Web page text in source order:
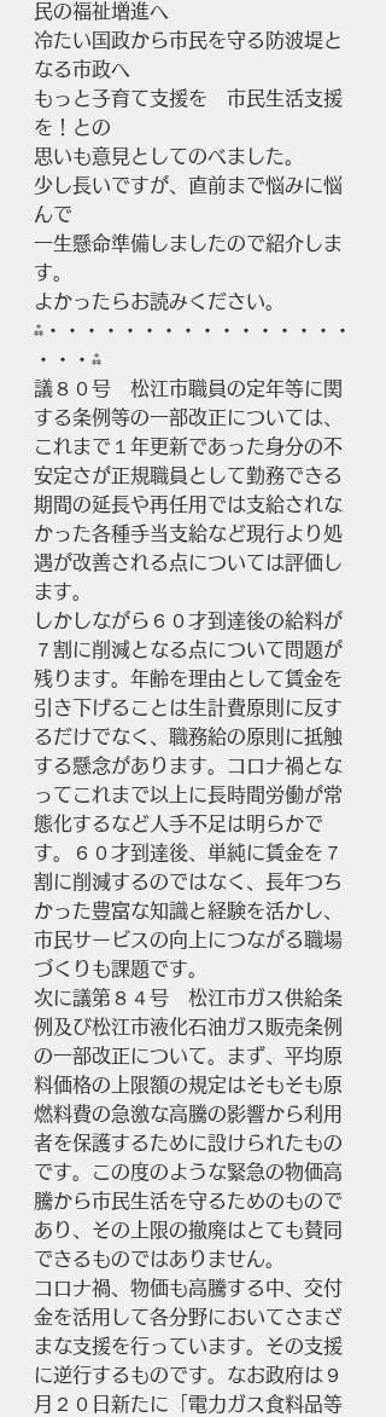
民の福祉増進へ
冷たい国政から市民を守る防波堤と
なる市政へ
もっと子育て支援を　市民生活支援
を！との
思いも意見としてのべました。
少し長いですが、直前まで悩みに悩
んで
一生懸命準備しましたので紹介しま
す。
よかったらお読みください。
⁂・・・・・・・・・・・・・・・・
・・・⁂
議８０号　松江市職員の定年等に関
する条例等の一部改正については、
これまで１年更新であった身分の不
安定さが正規職員として勤務できる
期間の延長や再任用では支給されな
かった各種手当支給など現行より処
遇が改善される点については評価し
ます。
しかしながら６０才到達後の給料が
７割に削減となる点について問題が
残ります。年齢を理由として賃金を
引き下げることは生計費原則に反す
るだけでなく、職務給の原則に抵触
する懸念があります。コロナ禍とな
ってこれまで以上に長時間労働が常
態化するなど人手不足は明らかで
す。６０才到達後、単純に賃金を７
割に削減するのではなく、長年つち
かった豊富な知識と経験を活かし、
市民サービスの向上につながる職場
づくりも課題です。
次に議第８４号　松江市ガス供給条
例及び松江市液化石油ガス販売条例
の一部改正について。まず、平均原
料価格の上限額の規定はそもそも原
燃料費の急激な高騰の影響から利用
者を保護するために設けられたもの
です。この度のような緊急の物価高
騰から市民生活を守るためのもので
あり、その上限の撤廃はとても賛同
できるものではありません。
コロナ禍、物価も高騰する中、交付
金を活用して各分野においてさまざ
まな支援を行っています。その支援
に逆行するものです。なお政府は９
月２０日新たに「電力ガス食料品等